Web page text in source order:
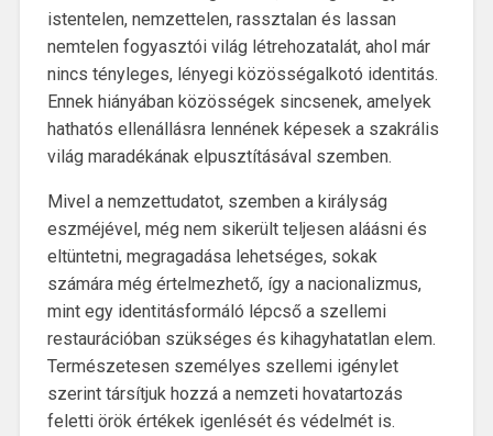
istentelen, nemzettelen, rassztalan és lassan
nemtelen fogyasztói világ létrehozatalát, ahol már
nincs tényleges, lényegi közösségalkotó identitás.
Ennek hiányában közösségek sincsenek, amelyek
hathatós ellenállásra lennének képesek a szakrális
világ maradékának elpusztításával szemben.
Mivel a nemzettudatot, szemben a királyság
eszméjével, még nem sikerült teljesen aláásni és
eltüntetni, megragadása lehetséges, sokak
számára még értelmezhető, így a nacionalizmus,
mint egy identitásformáló lépcső a szellemi
restaurációban szükséges és kihagyhatatlan elem.
Természetesen személyes szellemi igénylet
szerint társítjuk hozzá a nemzeti hovatartozás
feletti örök értékek igenlését és védelmét is.